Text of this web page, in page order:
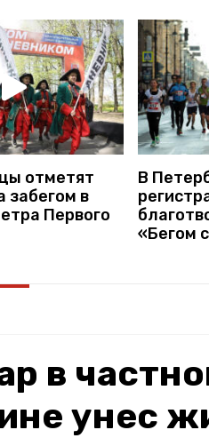
отметят
забегом в
Первого
В
«Бегом
в
унес